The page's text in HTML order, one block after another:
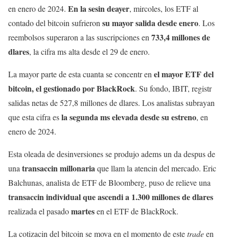
en enero de 2024. En la sesin deayer, mircoles, los ETF al
contado del bitcoin sufrieron su mayor salida desde enero. Los
reembolsos superaron a las suscripciones en 733,4 millones de
dlares, la cifra ms alta desde el 29 de enero.
La mayor parte de esta cuanta se concentr en el mayor ETF del
bitcoin, el gestionado por BlackRock. Su fondo, IBIT, registr
salidas netas de 527,8 millones de dlares. Los analistas subrayan
que esta cifra esla segunda ms elevada desde su estreno, en
enero de 2024.
Esta oleada de desinversiones se produjo adems un da despus de
una transaccin millonariaque llam la atencin del mercado. Eric
Balchunas, analista de ETF de Bloomberg, puso de relieve una
transaccin individual que ascendi a 1.300 millones de dlares
realizada el pasadomartesen el ETF de BlackRock.
La cotizacin del bitcoin se mova en el momento de estetradeen